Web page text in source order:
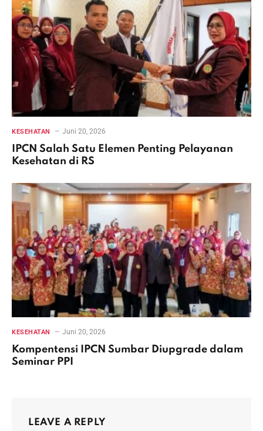
KESEHATAN Juni 20, 2026
IPCN Salah Satu Elemen Penting Pelayanan
Kesehatan di RS
KESEHATAN Juni 20, 2026
Kompentensi IPCN Sumbar Diupgrade dalam
Seminar PPI
LEAVE A REPLY